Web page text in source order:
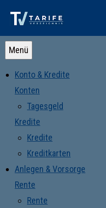
Menü
Konto & Kredite
Konten
Tagesgeld
Kredite
Kredite
Kreditkarten
Anlegen & Vorsorge
Rente
Rente